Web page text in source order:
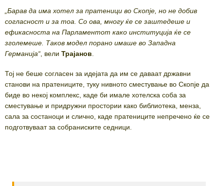
„Барав да има хотел за пратеници во Скопје, но не добив
согласност и за тоа. Со ова, многу ќе се заштедеше и
ефикасноста на Парламентот како институција ќе се
зголемеше. Таков модел порано имаше во Западна
Германија“ , вели Трајанов
Тој не беше согласен за идејата да им се даваат државни
станови на пратениците, туку нивното сместување во Скопје да
биде во некој комплекс, каде би имале хотелска соба за
сместување и придружни простории како библиотека, менза,
сала за состаноци и слично, каде пратениците непречено ќе се
подготвуваат за собраниските седници.